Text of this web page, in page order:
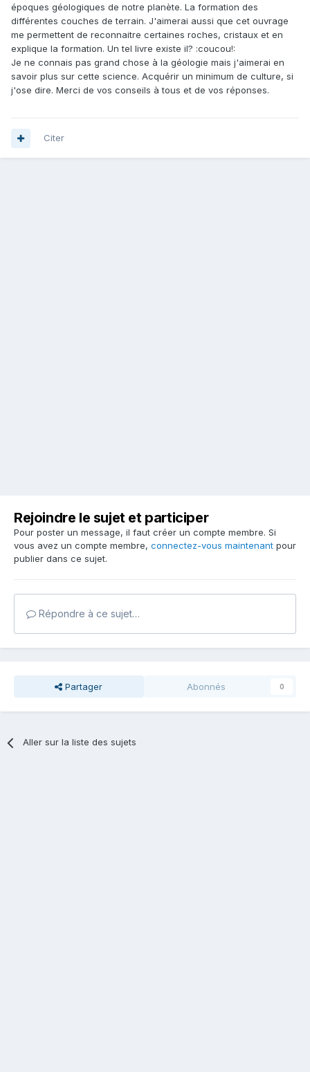
époques géologiques de notre planète. La formation des
différentes couches de terrain. J'aimerai aussi que cet ouvrage
me permettent de reconnaitre certaines roches, cristaux et en
explique la formation. Un tel livre existe il? :coucou!:
Je ne connais pas grand chose à la géologie mais j'aimerai en
savoir plus sur cette science. Acquérir un minimum de culture, si
j'ose dire. Merci de vos conseils à tous et de vos réponses.
Citer
Rejoindre le sujet et participer
Pour poster un message, il faut créer un compte membre. Si
vous avez un compte membre, connectez-vous maintenant pour
publier dans ce sujet.
Répondre à ce sujet…
Partager Abonnés 0
Aller sur la liste des sujets